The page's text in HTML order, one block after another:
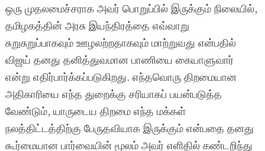
ஒரு முதலமைச்சராக அவர் பொறுப்பில் இருக்கும் நிலையில்,
தமிழகத்தின் அரசு இயந்திரத்தை எவ்வாறு
சுறுசுறுப்பாகவும் ஊழலற்றதாகவும் மாற்றுவது என்பதில்
விஜய் தனது தனித்துவமான பாணியை கையாளுவார்
என்று எதிர்பார்க்கப்படுகிறது. எந்தவொரு திறமையான
அதிகாரியை எந்த துறைக்கு சரியாகப் பயன்படுத்த
வேண்டும், யாருடைய திறமை எந்த மக்கள்
நலத்திட்டத்திற்கு பேருதவியாக இருக்கும் என்பதை தனது
கூர்மையான பார்வையின் மூலம் அவர் எளிதில் கண்டறிந்து